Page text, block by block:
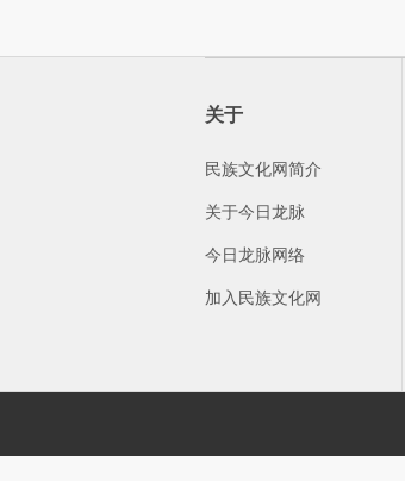
关于
民族文化网简介
关于今日龙脉
今日龙脉网络
加入民族文化网